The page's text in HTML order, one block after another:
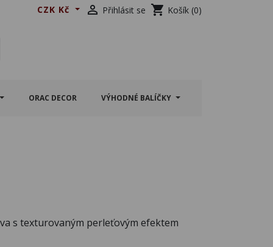
CZK Kč  Přihlásit se shopping_cart Košík (0)
ORAC DECOR VÝHODNÉ BALÍČKY
s texturovaným perleťovým efektem